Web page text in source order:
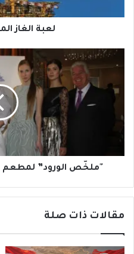
لعبة الغاز
"ملخّص
الورود”
"ماء
في
"ملخّص الورود” لمطعم
مقالات ذات صلة